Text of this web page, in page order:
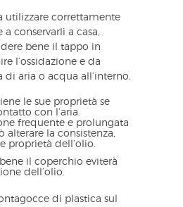
utilizzare correttamente
a conservarli a casa,
bene il tappo in
l’ossidazione e da
di aria o acqua all’interno.
le sue proprietà se
con l’aria.
frequente e prolungata
alterare la consistenza,
proprietà dell’olio.
il coperchio eviterà
dell’olio.
di plastica sul